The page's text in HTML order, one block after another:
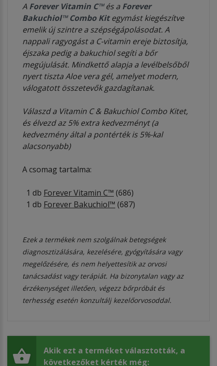
A Forever Vitamin C™és a Forever
Bakuchiol™ Combo Kitegymást kiegészítve
emelik új szintre a szépségápolásodat. A
nappali ragyogást a C-vitamin ereje biztosítja,
éjszaka pedig a bakuchiol segíti a bőr
megújulását. Mindkettő alapja a levélbelsőből
nyert tiszta Aloe vera gél, amelyet modern,
válogatott összetevők gazdagítanak.
Válaszd a Vitamin C & Bakuchiol Combo Kitet,
és élvezd az 5% extra kedvezményt (a
kedvezmény által a pontérték is 5%-kal
alacsonyabb)
A csomag tartalma:
1 db Forever Vitamin C™ (686)
1 db Forever Bakuchiol™ (687)
Ezek a termékek nem szolgálnak betegségek
diagnosztizálására, kezelésére, gyógyítására vagy
megelőzésére, és nem helyettesítik az orvosi
tanácsadást vagy terápiát. Ha bizonytalan vagy az
érzékenységet illetően, végezz bőrpróbát és
terhesség esetén konzultálj kezelőorvosoddal.
Akik ezt a terméket választották, a
következőket kérték még: